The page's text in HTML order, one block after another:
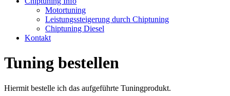
Motortuning
Leistungssteigerung durch Chiptuning
Chiptuning Diesel
Kontakt
Tuning bestellen
Hiermit bestelle ich das aufgeführte Tuningprodukt.